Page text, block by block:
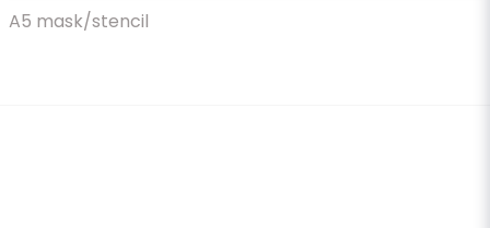
A5 mask/stencil